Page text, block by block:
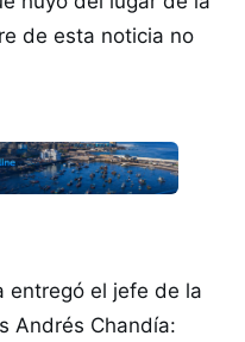
de esta noticia no
entregó el jefe de la
Andrés Chandía: